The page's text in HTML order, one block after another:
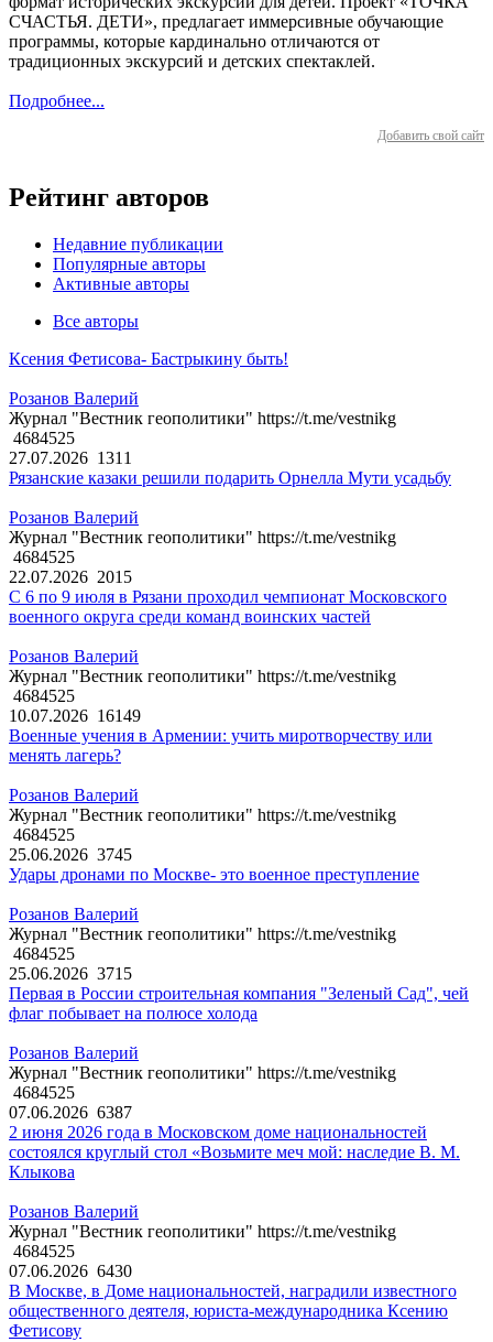
СЧАСТЬЯ. ДЕТИ», предлагает иммерсивные обучающие
программы, которые кардинально отличаются от
традиционных экскурсий и детских спектаклей.
Подробнее...
Добавить свой сайт
Рейтинг авторов
Недавние публикации
Популярные авторы
Активные авторы
Все авторы
Ксения Фетисова- Бастрыкину быть!
Розанов Валерий
Журнал "Вестник геополитики" https://t.me/vestnikg
4684525
27.07.2026 1311
Рязанские казаки решили подарить Орнелла Мути усадьбу
Розанов Валерий
Журнал "Вестник геополитики" https://t.me/vestnikg
4684525
22.07.2026 2015
С 6 по 9 июля в Рязани проходил чемпионат Московского
военного округа среди команд воинских частей
Розанов Валерий
Журнал "Вестник геополитики" https://t.me/vestnikg
4684525
10.07.2026 16149
Военные учения в Армении: учить миротворчеству или
менять лагерь?
Розанов Валерий
Журнал "Вестник геополитики" https://t.me/vestnikg
4684525
25.06.2026 3745
Удары дронами по Москве- это военное преступление
Розанов Валерий
Журнал "Вестник геополитики" https://t.me/vestnikg
4684525
25.06.2026 3715
Первая в России строительная компания "Зеленый Сад", чей
флаг побывает на полюсе холода
Розанов Валерий
Журнал "Вестник геополитики" https://t.me/vestnikg
4684525
07.06.2026 6387
2 июня 2026 года в Московском доме национальностей
состоялся круглый стол «Возьмите меч мой: наследие В. М.
Клыкова
Розанов Валерий
Журнал "Вестник геополитики" https://t.me/vestnikg
4684525
07.06.2026 6430
В Москве, в Доме национальностей, наградили известного
общественного деятеля, юриста-международника Ксению
Фетисову